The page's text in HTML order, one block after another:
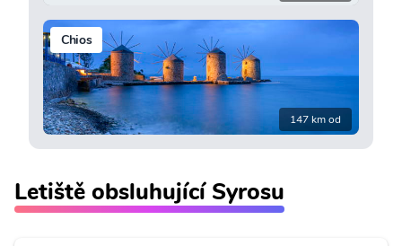
Chios
147 km od
Letiště obsluhující Syrosu